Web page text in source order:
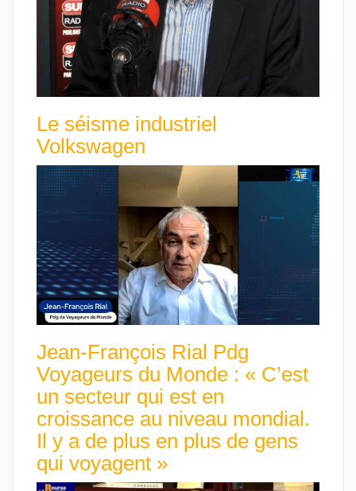
Le séisme industriel
Volkswagen
Jean-François Rial Pdg
Voyageurs du Monde : « C’est
un secteur qui est en
croissance au niveau mondial.
Il y a de plus en plus de gens
qui voyagent »